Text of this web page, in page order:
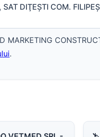
SAT DIŢEŞTI COM.
MARKETING
.